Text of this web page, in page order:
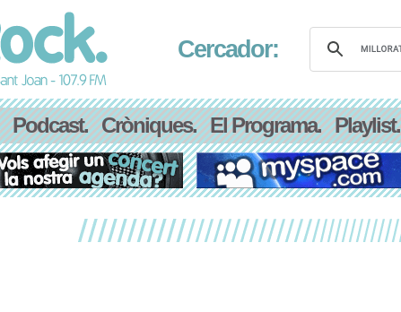
Cercador:
Podcast. Cròniques. El Programa. Playlist.